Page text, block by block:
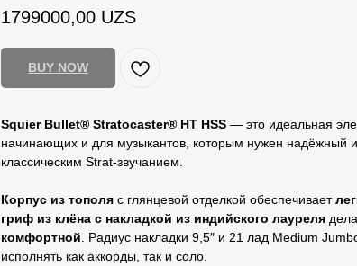
1799000,00 UZS
BUY NOW
Squier Bullet® Stratocaster® HT HSS — это идеальная
начинающих и для музыкантов, которым нужен надёжный
классическим Strat‑звучанием.
Корпус из тополя с глянцевой отделкой обеспечивает
гриф из клёна с накладкой из индийского лауреля
комфортной. Радиус накладки 9,5″ и 21 лад Medium
исполнять как аккорды, так и соло.